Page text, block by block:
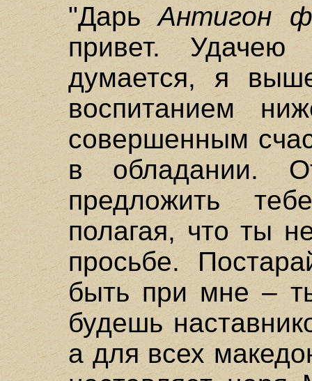
"ДарьАнтигон
привет.
думается, я
воспитанием
совершенным
в обладании.
предложить
полагая, что ты
просьбе.
быть при мне –
будешь
а для всех